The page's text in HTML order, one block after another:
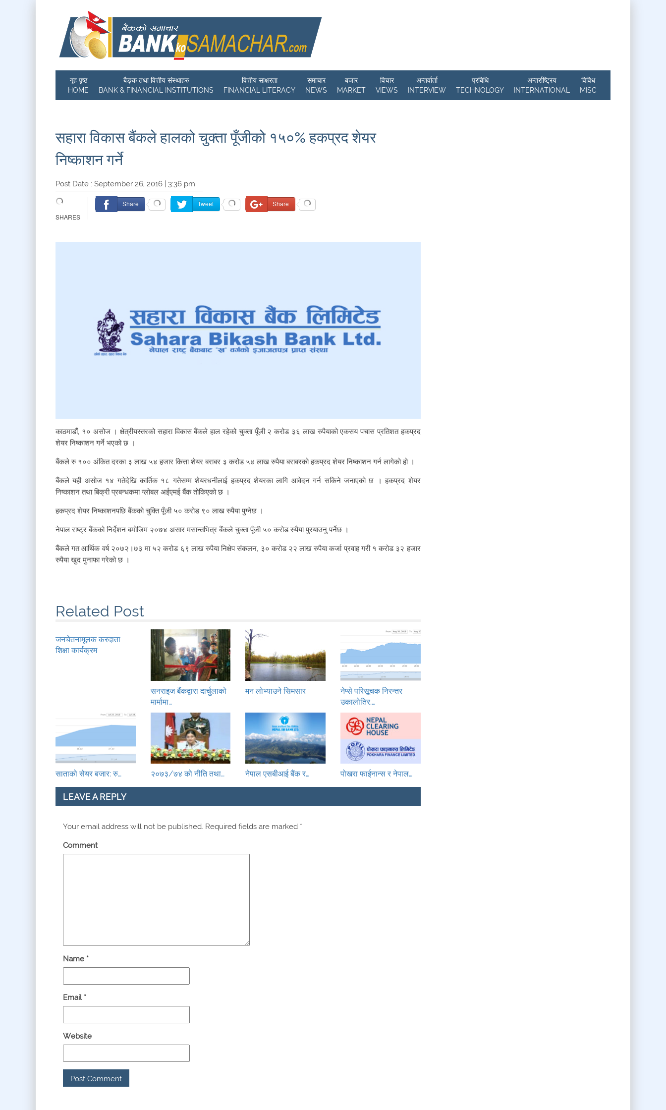
गृह पृष्ठ
HOME
बैङ्क तथा वित्तीय संस्थाहरु
BANK & FINANCIAL INSTITUTIONS
वित्तीय साक्षरता
FINANCIAL LITERACY
समाचार
NEWS
बजार
MARKET
विचार
VIEWS
अन्तर्वार्ता
INTERVIEW
प्रबिधि
TECHNOLOGY
अन्तर्राष्ट्रिय
INTERNATIONAL
विविध
MISC
सहारा विकास बैंकले हालको चुक्ता पूँजीको १५०% हकप्रद शेयर
निष्काशन गर्ने
Post Date : September 26, 2016 | 3:36 pm
Share Tweet Share
काठमाडौं, १० असोज । क्षेत्रीयस्तरको सहारा विकास बैंकले हाल रहेको चुक्ता पूँजी २ करोड ३६ लाख रुपैयाको एकसय पचास प्रतिशत हकप्रद
शेयर निष्काशन गर्ने भएको छ ।
बैंकले रु १०० अंकित दरका ३ लाख ५४ हजार कित्ता शेयर बराबर ३ करोड ५४ लाख रुपैया बराबरको हकप्रद शेयर निष्काशन गर्न लागेको हो ।
बैंकले यही असोज १४ गतेदेखि कार्तिक १८ गतेसम्म शेयरधनीलाई हकप्रद शेयरका लागि आवेदन गर्न सकिने जनाएको छ । हकप्रद शेयर
निष्काशन तथा बिक्री प्रबन्धकमा ग्लोबल अईएमई बैंक तोकिएको छ ।
हकप्रद शेयर निष्काशनपछि बैंकको चुक्ति पूँजी ५० करोड ९० लाख रुपैया पुग्नेछ ।
नेपाल राष्ट्र बैंकको निर्देशन बमोजिम २०७४ असार मसान्तभित्र बैंकले चुक्ता पूँजी ५० करोड रुपैया पुरयाउनु पर्नेछ ।
बैंकले गत आर्थिक वर्ष २०७२।७३ मा ५२ करोड ६९ लाख रुपैया निक्षेप संकलन, ३० करोड २२ लाख रुपैया कर्जा प्रवाह गरी १ करोड ३२ हजार
रुपैया खुद मुनाफा गरेको छ ।
Related Post
जनचेतनामूलक करदाता
शिक्षा कार्यक्रम
सनराइज बैंकद्वारा दार्चुलाको
मार्मामा…
मन लोभ्याउने सिमसार
नेप्से परिसूचक निरन्तर
उकालोतिर,…
साताको सेयर बजार: रु… २०७३/७४ को नीति तथा… नेपाल एसबीआई बैंक र… पोखरा फाईनान्स र नेपाल…
LEAVE A REPLY
Your email address will not be published. Required fields are marked *
Comment
Name *
Email *
Website